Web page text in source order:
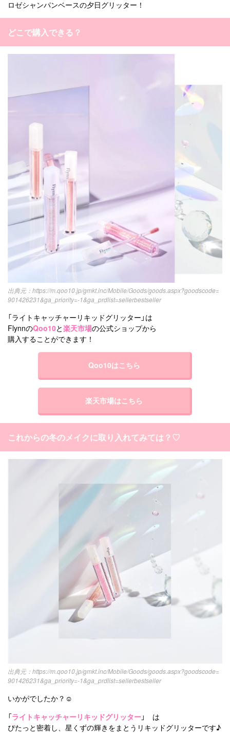
ロゼシャンパンベースの夕日グリッター！
どこで購入できる？
https://m.qoo10.jp/gmkt.inc/Mobile/Goods/goods.aspx?goodscode=
901426231&ga_priority=-1&ga_prdlist=sellerbestseller
「ライトキャッチャーリキッドグリッター」は
FlynnのQoo10と楽天市場の公式ショップから
購入することができます！
Qoo10はこちら
楽天市場はこちら
これからの冬のメイクに取り入れてみては？♡
https://m.qoo10.jp/gmkt.inc/Mobile/Goods/goods.aspx?goodscode=
901426231&ga_priority=-1&ga_prdlist=sellerbestseller
いかがでしたか？☺︎
「ライトキャッチャーリキッドグリッター」 は
ぴたっと密着し、星くずの輝きをまとうリキッドグリッターです♪